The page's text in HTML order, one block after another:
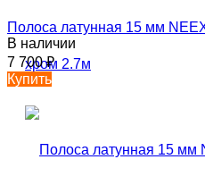
Полоса латунная 15 мм
В наличии
7 700₽
Купить